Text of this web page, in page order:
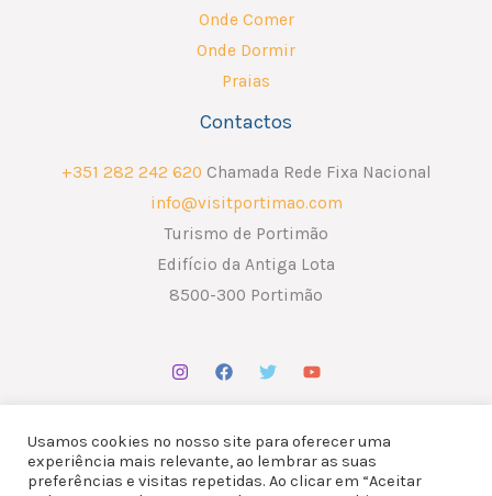
Onde Comer
Onde Dormir
Praias
Contactos
+351 282 242 620 Chamada Rede Fixa Nacional
info@visitportimao.com
Turismo de Portimão
Edifício da Antiga Lota
8500-300 Portimão
Usamos cookies no nosso site para oferecer uma
experiência mais relevante, ao lembrar as suas
preferências e visitas repetidas. Ao clicar em “Aceitar